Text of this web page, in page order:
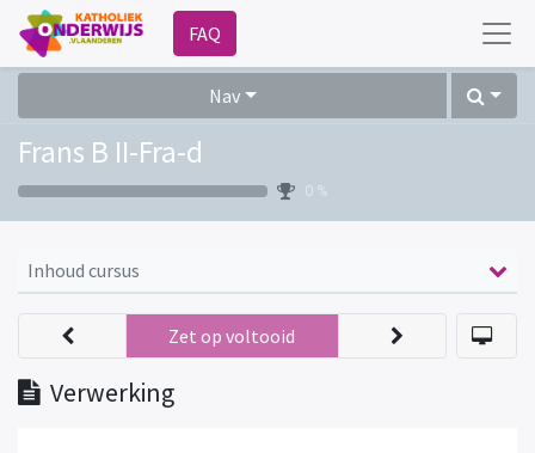
FAQ
Nav
Frans B II-Fra-d
0 %
Inhoud cursus
Verwerking
Zet op voltooid